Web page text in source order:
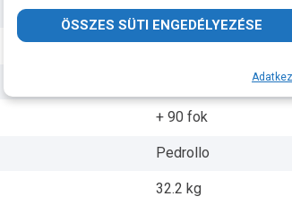
AISI 304
AISI 316L
+ 90 fok
Pedrollo
32.2 kg